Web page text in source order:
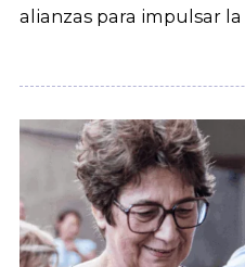
alianzas para impulsar